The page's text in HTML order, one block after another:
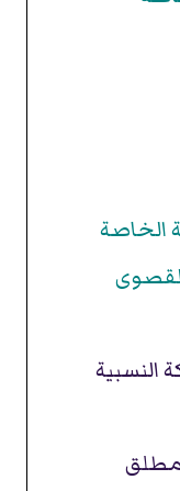
الخاصة
النسبية
مطلق